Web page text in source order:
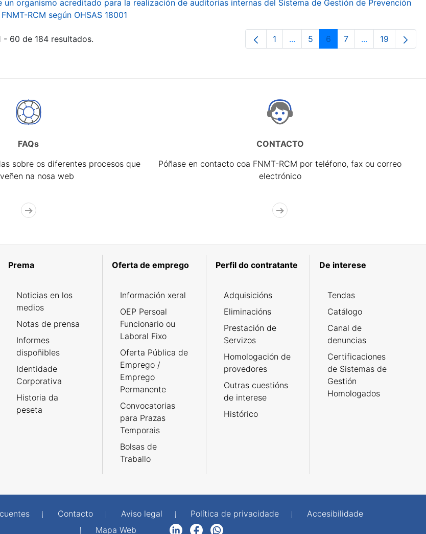
un organismo acreditado para la realización de auditorías internas del Sistema de Gestión de Prevención
RCM según OHSAS 18001
60 de 184 resultados. Páxina
1 ...Páxinas intermedias Use pestaña
Páxina
5 Páxina
6 Páxina
7 ...PáxinasPáxina
19
FAQs
sobre os diferentes procesos que
na nosa web
CONTACTO
Póñase en contacto coa FNMT-RCM por teléfono, fax ou correo
electrónico
Prema
Noticias en los
medios
Notas de prensa
Informes
dispoñibles
Identidade
Corporativa
Historia da
peseta
Oferta de emprego
Información xeral
OEP Persoal
Funcionario ou
Laboral Fixo
Oferta Pública de
Emprego /
Emprego
Permanente
Convocatorias
para Prazas
Temporais
Bolsas de
Traballo
Perfil do contratante
Adquisicións
Eliminacións
Prestación de
Servizos
Homologación de
provedores
Outras cuestións
de interese
Histórico
De interese
Tendas
Catálogo
Canal de
denuncias
Certificaciones
de Sistemas de
Gestión
Homologados
Contacto Aviso legal Política de privacidade
Accesibilidade
Mapa Web
LinkedInFacebookWhatsApp